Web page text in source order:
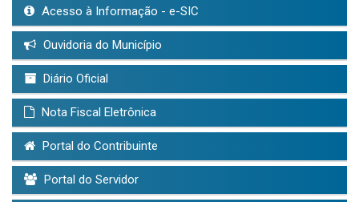
Acesso à Informação - e-SIC
Ouvidoria do Município
Diário Oficial
Nota Fiscal Eletrônica
Portal do Contribuinte
Portal do Servidor